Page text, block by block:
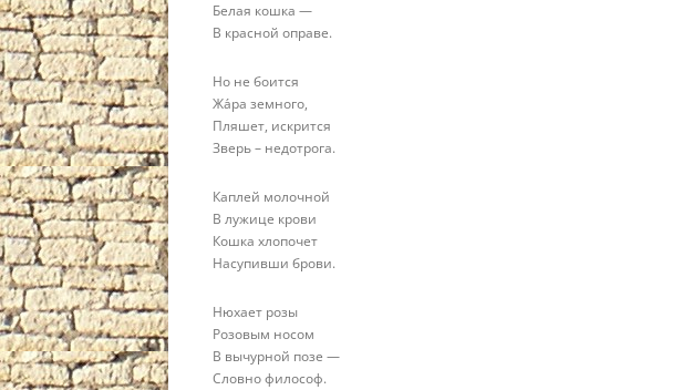
Белая кошка —
В красной оправе.
Но не боится
Жа́ра земного,
Пляшет, искрится
Зверь – недотрога.
Каплей молочной
В лужице крови
Кошка хлопочет
Насупивши брови.
Нюхает розы
Розовым носом
В вычурной позе —
Словно философ.